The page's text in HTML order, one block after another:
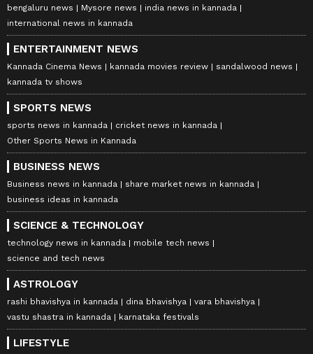
bengaluru news
Mysore news
india news in kannada
international news in kannada
ENTERTAINMENT NEWS
Kannada Cinema News kannada movies review
sandalwood news
kannada tv shows
SPORTS NEWS
sports news in kannada
cricket news in kannada
Other Sports News in Kannada
BUSINESS NEWS
Business news in kannada
share market news in kannada
business ideas in kannada
SCIENCE & TECHNOLOGY
technology news in kannada
mobile tech news
science and tech news
ASTROLOGY
rashi bhavishya in kannada dina bhavishya
vara bhavishya
vastu shastra in kannada
karnataka festivals
LIFESTYLE